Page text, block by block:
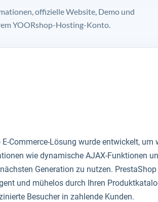
offizielle Website, Demo und
YOORshop-Hosting-Konto.
E-Commerce-Lösung wurde entwickelt, um
wie dynamische AJAX-Funktionen
Generation zu nutzen.
und mühelos durch Ihren
Besucher in zahlende Kunden.